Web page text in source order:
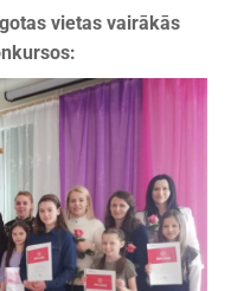
vietas vairākās